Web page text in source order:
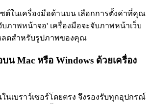
ซต์ในเครื่องมือด้านบน เลือกการตั้งค่าที่คุณ
ภาพหน้าจอ' เครื่องมือจะจับภาพหน้าเว็บ
ลดสำหรับรูปภาพของคุณ
น Mac หรือ Windows ด้วยเครื่อง
นเบราว์เซอร์โดยตรง จึงรองรับทุกอุปกรณ์